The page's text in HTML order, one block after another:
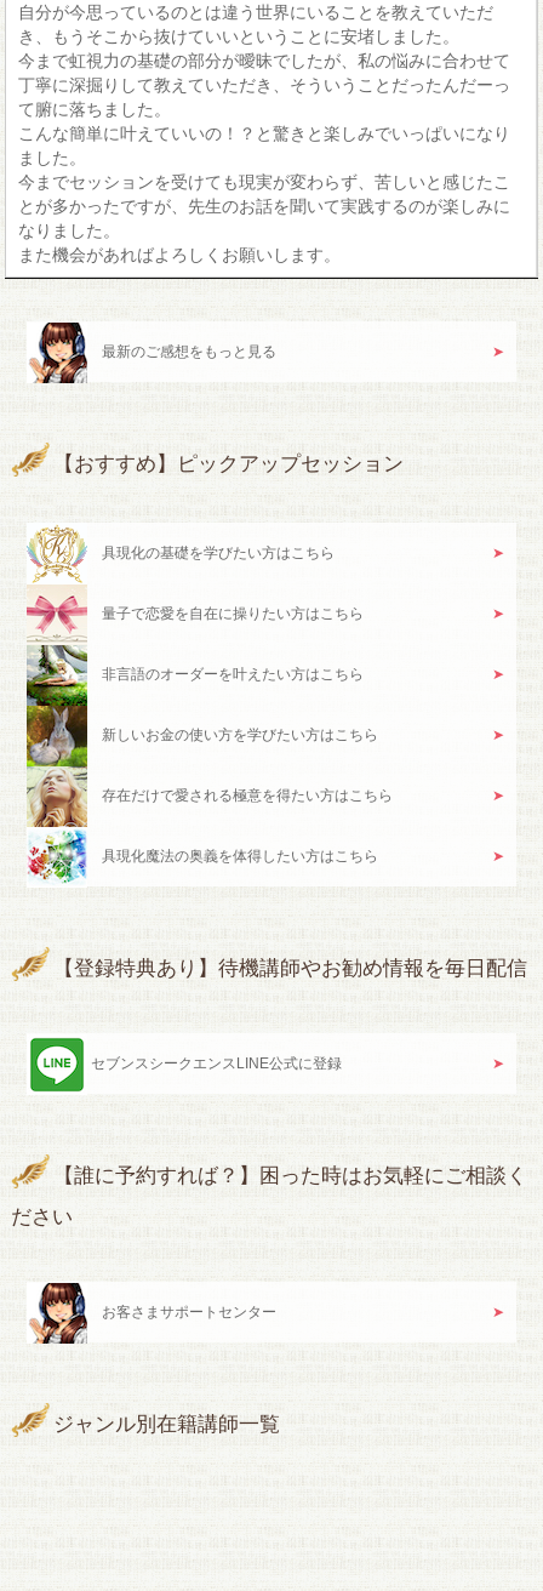
自分が今思っているのとは違う世界にいることを教えていただ
き、もうそこから抜けていいということに安堵しました。
今まで虹視力の基礎の部分が曖昧でしたが、私の悩みに合わせて
丁寧に深掘りして教えていただき、そういうことだったんだーっ
て腑に落ちました。
こんな簡単に叶えていいの！？と驚きと楽しみでいっぱいになり
ました。
今までセッションを受けても現実が変わらず、苦しいと感じたこ
とが多かったですが、先生のお話を聞いて実践するのが楽しみに
なりました。
また機会があればよろしくお願いします。
最新のご感想をもっと見る
【おすすめ】ピックアップセッション
具現化の基礎を学びたい方はこちら
量子で恋愛を自在に操りたい方はこちら
非言語のオーダーを叶えたい方はこちら
新しいお金の使い方を学びたい方はこちら
存在だけで愛される極意を得たい方はこちら
具現化魔法の奥義を体得したい方はこちら
【登録特典あり】待機講師やお勧め情報を毎日配信
セブンスシークエンスLINE公式に登録
【誰に予約すれば？】困った時はお気軽にご相談く
ださい
お客さまサポートセンター
ジャンル別在籍講師一覧